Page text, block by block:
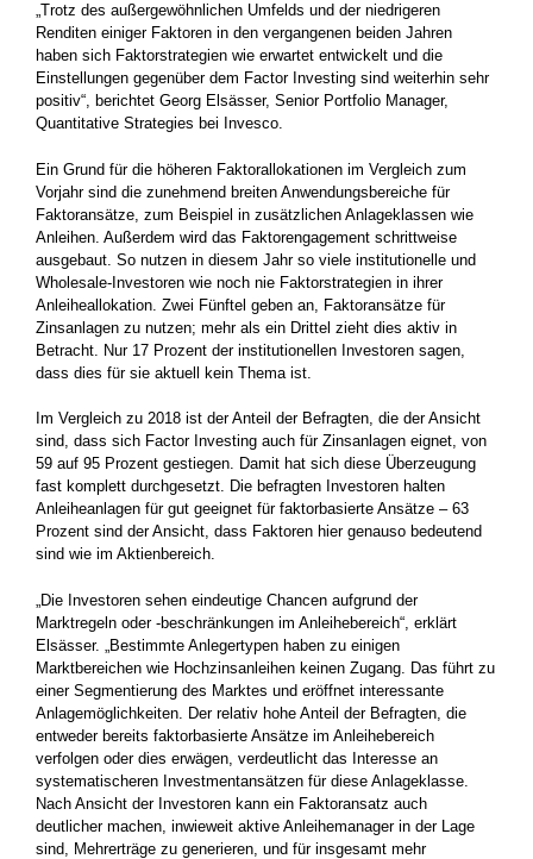
„Trotz des außergewöhnlichen Umfelds und der niedrigeren
Renditen einiger Faktoren in den vergangenen beiden Jahren
haben sich Faktorstrategien wie erwartet entwickelt und die
Einstellungen gegenüber dem Factor Investing sind weiterhin sehr
positiv“, berichtet Georg Elsässer, Senior Portfolio Manager,
Quantitative Strategies bei Invesco.
Ein Grund für die höheren Faktorallokationen im Vergleich zum
Vorjahr sind die zunehmend breiten Anwendungsbereiche für
Faktoransätze, zum Beispiel in zusätzlichen Anlageklassen wie
Anleihen. Außerdem wird das Faktorengagement schrittweise
ausgebaut. So nutzen in diesem Jahr so viele institutionelle und
Wholesale-Investoren wie noch nie Faktorstrategien in ihrer
Anleiheallokation. Zwei Fünftel geben an, Faktoransätze für
Zinsanlagen zu nutzen; mehr als ein Drittel zieht dies aktiv in
Betracht. Nur 17 Prozent der institutionellen Investoren sagen,
dass dies für sie aktuell kein Thema ist.
Im Vergleich zu 2018 ist der Anteil der Befragten, die der Ansicht
sind, dass sich Factor Investing auch für Zinsanlagen eignet, von
59 auf 95 Prozent gestiegen. Damit hat sich diese Überzeugung
fast komplett durchgesetzt. Die befragten Investoren halten
Anleiheanlagen für gut geeignet für faktorbasierte Ansätze – 63
Prozent sind der Ansicht, dass Faktoren hier genauso bedeutend
sind wie im Aktienbereich.
„Die Investoren sehen eindeutige Chancen aufgrund der
Marktregeln oder -beschränkungen im Anleihebereich“, erklärt
Elsässer. „Bestimmte Anlegertypen haben zu einigen
Marktbereichen wie Hochzinsanleihen keinen Zugang. Das führt zu
einer Segmentierung des Marktes und eröffnet interessante
Anlagemöglichkeiten. Der relativ hohe Anteil der Befragten, die
entweder bereits faktorbasierte Ansätze im Anleihebereich
verfolgen oder dies erwägen, verdeutlicht das Interesse an
systematischeren Investmentansätzen für diese Anlageklasse.
Nach Ansicht der Investoren kann ein Faktoransatz auch
deutlicher machen, inwieweit aktive Anleihemanager in der Lage
sind, Mehrerträge zu generieren, und für insgesamt mehr